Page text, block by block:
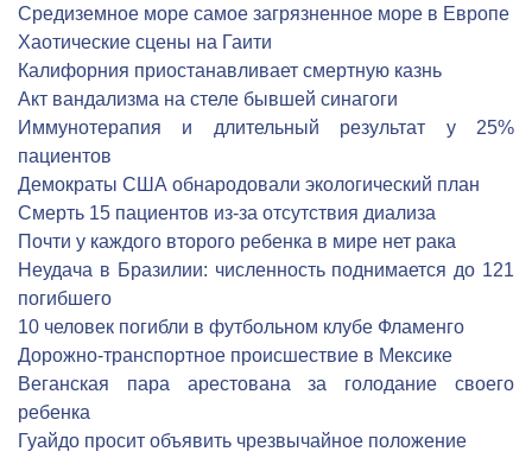
Средиземное море самое загрязненное море в Европе
Хаотические сцены на Гаити
Калифорния приостанавливает смертную казнь
Акт вандализма на стеле бывшей синагоги
Иммунотерапия и длительный результат у 25%
пациентов
Демократы США обнародовали экологический план
Cмерть 15 пациентов из-за отсутствия диализа
Почти у каждого второго ребенка в мире нет рака
Неудача в Бразилии: численность поднимается до 121
погибшего
10 человек погибли в футбольном клубе Фламенго
Дорожно-транспортное происшествие в Мексике
Веганская пара арестована за голодание своего
ребенка
Гуайдо просит объявить чрезвычайное положение